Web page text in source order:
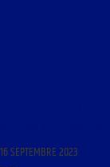
16 SEPTEMBRE 2023